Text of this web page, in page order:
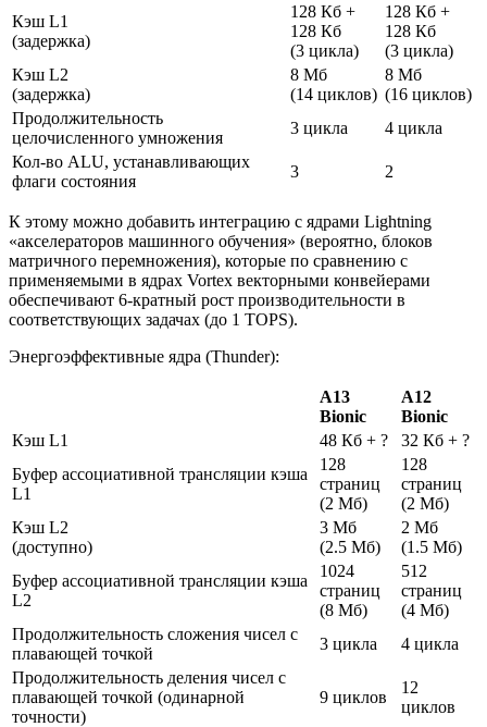
Кэш L1
(задержка)
128 Кб +
128 Кб
(3 цикла)
128 Кб +
128 Кб
(3 цикла)
Кэш L2
(задержка)
8 Мб
(14 циклов)
8 Мб
(16 циклов)
Продолжительность
целочисленного умножения
3 цикла
4 цикла
Кол-во ALU, устанавливающих
флаги состояния
3 2
К этому можно добавить интеграцию с ядрами Lightning
«акселераторов машинного обучения» (вероятно, блоков
матричного перемножения), которые по сравнению с
применяемыми в ядрах Vortex векторными конвейерами
обеспечивают 6-кратный рост производительности в
соответствующих задачах (до 1 TOPS).
Энергоэффективные ядра (Thunder):
A13
Bionic
A12
Bionic
Кэш L1
48 Кб + ?
32 Кб + ?
Буфер ассоциативной трансляции кэша
L1
128
страниц
(2 Мб)
128
страниц
(2 Мб)
Кэш L2
(доступно)
3 Мб
(2.5 Мб)
2 Мб
(1.5 Мб)
Буфер ассоциативной трансляции кэша
L2
1024
страниц
(8 Мб)
512
страниц
(4 Мб)
Продолжительность сложения чисел с
плавающей точкой
3 цикла
4 цикла
Продолжительность деления чисел с
плавающей точкой (одинарной
точности)
9 циклов
12
циклов